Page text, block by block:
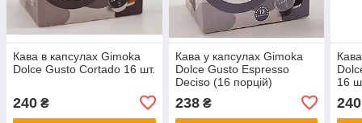
Кава в капсулах Gimoka
Dolce Gusto Cortado 16 шт.
240 ₴
Кава у капсулах Gimoka
Dolce Gusto Espresso
Deciso (16 порцій)
238₴
16
240